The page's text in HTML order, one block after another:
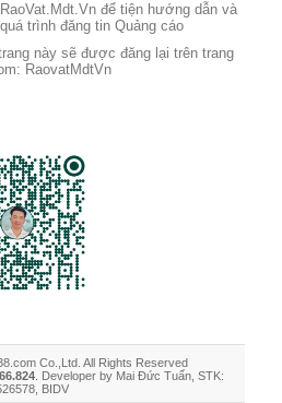
để tiện hướng dẫn và
trình đăng tin Quảng cáo
này sẽ được đăng lại trên trang
RaovatMdtVn
Co.,Ltd. All Rights Reserved
. Developer by Mai Đức Tuấn, STK:
BIDV